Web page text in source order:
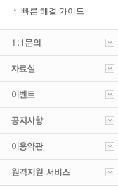
빠른 해결 가이드